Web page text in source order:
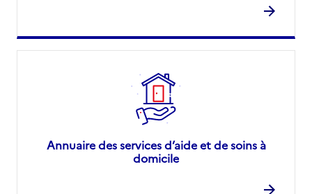
Annuaire des services d’aide et de soins à
domicile